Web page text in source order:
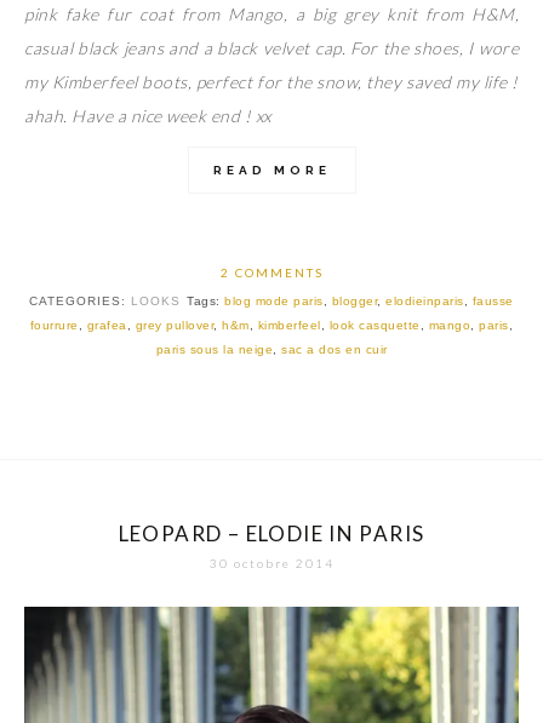
pink fake fur coat from Mango, a big grey knit from H&M,
casual black jeans and a black velvet cap. For the shoes, I wore
my Kimberfeel boots, perfect for the snow, they saved my life !
ahah. Have a nice week end ! xx
READ MORE
2 COMMENTS
CATEGORIES: LOOKS Tags:blog mode paris blogger,elodieinparis
fausse
fourrure
grafea grey pullover,h&m kimberfeel look casquette mango ,paris
paris sous la neige
sac a dos en cuir
LEOPARD – ELODIE IN PARIS
30 octobre 2014